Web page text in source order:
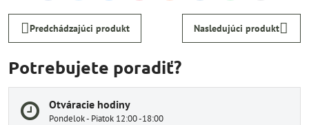
Predchádzajúci produkt Nasledujúci produkt
Potrebujete poradiť?
Otváracie hodiny
Pondelok - Piatok 12:00 -18:00